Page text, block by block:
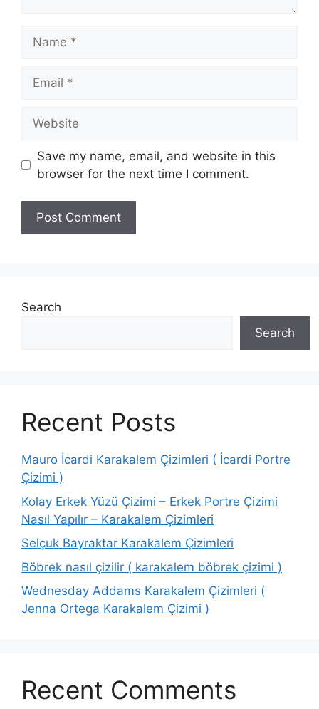
Save my name, email, and website in this
browser for the next time I comment.
Search
Search
Recent Posts
Mauro İcardi Karakalem Çizimleri ( İcardi Portre
Çizimi )
Kolay Erkek Yüzü Çizimi – Erkek Portre Çizimi
Nasıl Yapılır – Karakalem Çizimleri
Selçuk Bayraktar Karakalem Çizimleri
Böbrek nasıl çizilir ( karakalem böbrek çizimi )
Wednesday Addams Karakalem Çizimleri (
Jenna Ortega Karakalem Çizimi )
Recent Comments